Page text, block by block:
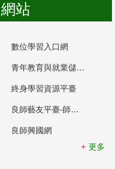
站
數位學習入口網
青年教育與就業儲蓄帳戶
終身學習資源平臺
良師藝友平臺-師資培育整合平臺
良師興國網
更多